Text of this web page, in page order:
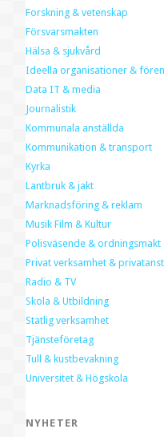
Forskning & vetenskap
Försvarsmakten
Hälsa & sjukvård
Ideella organisationer &
Data IT & media
Journalistik
Kommunala anställda
Kommunikation & transport
Kyrka
Lantbruk & jakt
Marknadsföring & reklam
Musik Film & Kultur
Polisväsende & ordningsmakt
Privat verksamhet &
Radio & TV
Skola & Utbildning
Statlig verksamhet
Tjänsteföretag
Tull & kustbevakning
Universitet & Högskola
NYHETER